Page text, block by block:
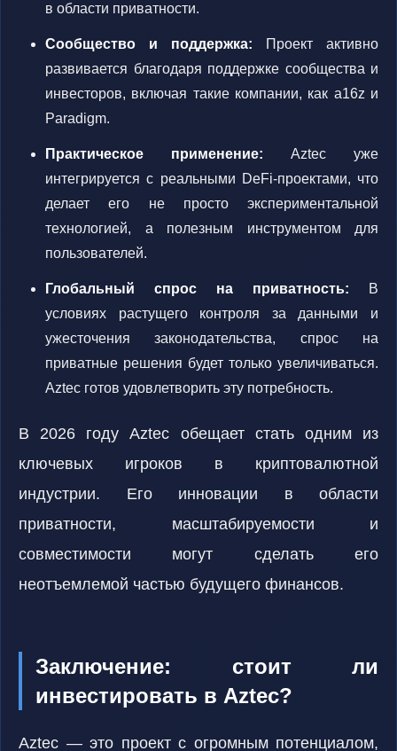
в области приватности.
Сообщество и поддержка: Проект активно
развивается благодаря поддержке сообщества и
инвесторов, включая такие компании, как a16z и
Paradigm.
Практическое применение: Aztec уже
интегрируется с реальными DeFi-проектами, что
делает его не просто экспериментальной
технологией, а полезным инструментом для
пользователей.
Глобальный спрос на приватность: В
условиях растущего контроля за данными и
ужесточения законодательства, спрос на
приватные решения будет только увеличиваться.
Aztec готов удовлетворить эту потребность.
В 2026 году Aztec обещает стать одним из
ключевых игроков в криптовалютной
индустрии. Его инновации в области
приватности, масштабируемости и
совместимости могут сделать его
неотъемлемой частью будущего финансов.
Заключение: стоит ли
инвестировать в Aztec?
Aztec — это проект с огромным потенциалом,